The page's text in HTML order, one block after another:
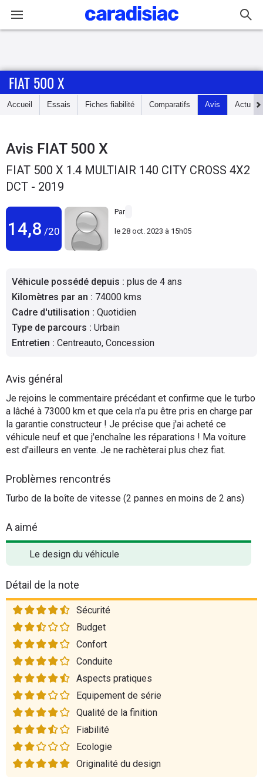
Accueil
Essais
Guide
d'achat
Utilitaires
Flottes
Auto
Services
Moto
Marques
FIAT 500 X
Accueil Essais Fiches fiabilité Comparatifs Avis Actu
Avis FIAT 500 X
FIAT 500 X 1.4 MULTIAIR 140 CITY CROSS 4X2
DCT - 2019
14,8 /20
Par
le 28 oct. 2023 à 15h05
Véhicule possédé depuis : plus de 4 ans
Kilomètres par an : 74000 kms
Cadre d'utilisation : Quotidien
Type de parcours : Urbain
Entretien : Centreauto, Concession
Avis général
Je rejoins le commentaire précédant et confirme que le turbo
a lâché à 73000 km et que cela n'a pu être pris en charge par
la garantie constructeur ! Je précise que j'ai acheté ce
véhicule neuf et que j'enchaîne les réparations ! Ma voiture
est d'ailleurs en vente. Je ne rachèterai plus chez fiat.
Problèmes rencontrés
Turbo de la boîte de vitesse (2 pannes en moins de 2 ans)
A aimé
Le design du véhicule
Détail de la note
Sécurité
Budget
Confort
Conduite
Aspects pratiques
Equipement de série
Qualité de la finition
Fiabilité
Ecologie
Originalité du design